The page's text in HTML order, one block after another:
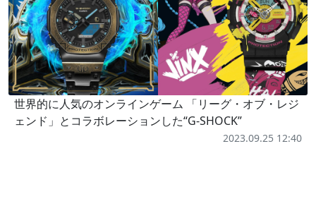
世界的に人気のオンラインゲーム 「リーグ・オブ・レジ
ェンド」とコラボレーションした“G-SHOCK”
2023.09.25 12:40